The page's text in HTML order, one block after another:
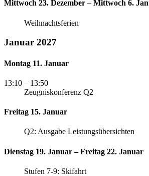
Mittwoch 23. Dezember – Mittwoch 6.
Weihnachtsferien
Januar 2027
Montag 11. Januar
13:10 – 13:50
Zeugniskonferenz Q2
Freitag 15. Januar
Q2: Ausgabe Leistungsübersichten
Dienstag 19. Januar – Freitag 22. Januar
Stufen 7-9: Skifahrt